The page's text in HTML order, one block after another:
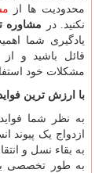
محدودیت ها از
نکنید. در مشاوره
یادگیری شما
قائل باشید و
مشکلات خود
با ارزش ترین
به نظر شما فواید
ازدواج یک پیوند
به بقاء نسل و
به طور تخصصی